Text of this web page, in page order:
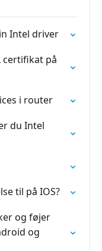
Intel driver
certifikat på
i router
du Intel
til på IOS?
og føjer
og